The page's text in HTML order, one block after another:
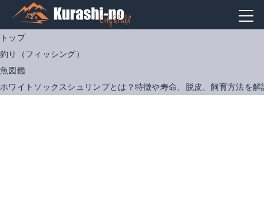
トップ
釣り（フィッシング）
魚図鑑
ホワイトソックスシュリンプとは？特徴や寿命、脱皮、飼育方法を解